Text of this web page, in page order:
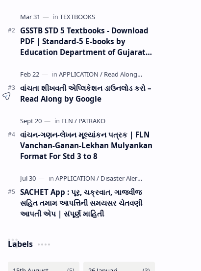
GSSTB STD 5 Textbooks - Download
PDF | Standard-5 E-books by
Education Department of Gujarat
વાંચતા શીખવતી એપ્લિકેશન ડાઉનલોડ કરો –
Read Along by Google
વાંચન-ગણન-લેખન મૂલ્યાંકન પત્રક | FLN
Vanchan-Ganan-Lekhan Mulyankan
Format For Std 3 to 8
SACHET App : પૂર, ચક્રવાત, ગાજવીજ
સહિત તમામ આપત્તિની સમયસર ચેતવણી
આપતી એપ | સંપૂર્ણ માહિતી
Labels